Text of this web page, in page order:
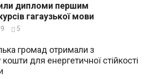
дипломи першим
гагаузької мови
5
громад отримали з
для енергетичної стійкості